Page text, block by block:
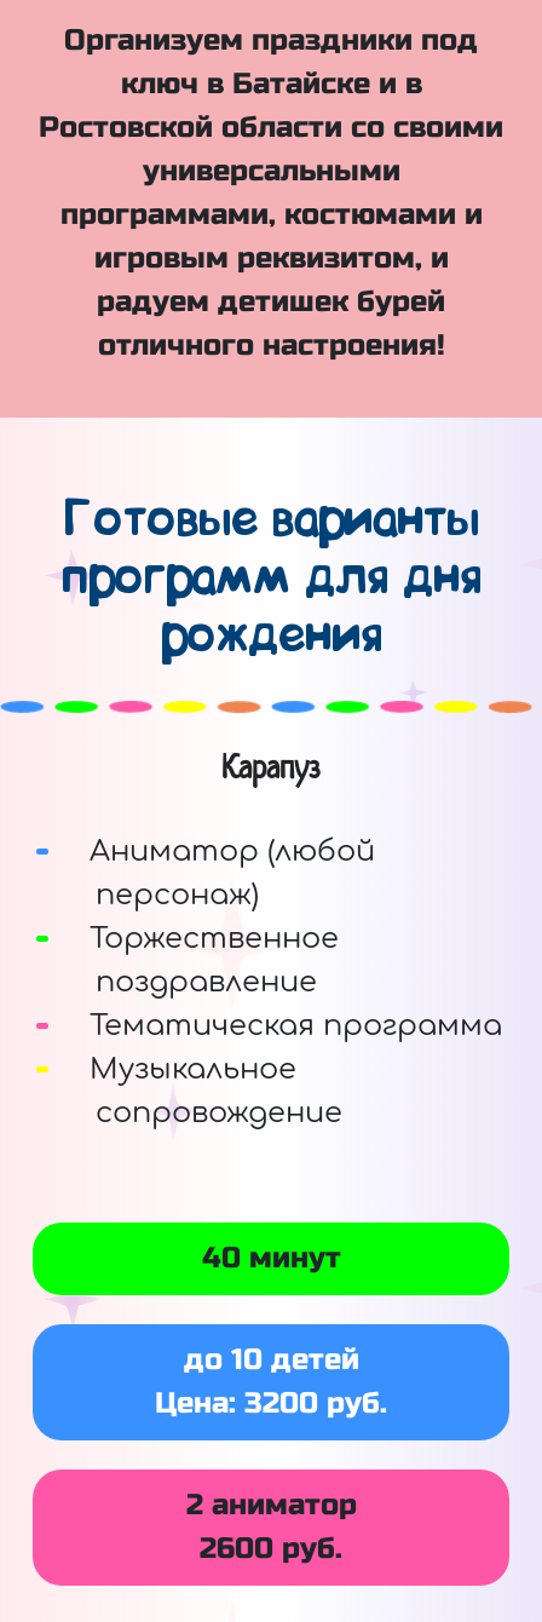
Организуем праздники под
ключ в Батайске и в
Ростовской области со своими
универсальными
программами, костюмами и
игровым реквизитом, и
радуем детишек бурей
отличного настроения!
Готовые варианты
программ для дня
рождения
Карапуз
Аниматор (любой
персонаж)
Торжественное
поздравление
Тематическая программа
Музыкальное
сопровождение
40 минут
до 10 детей
Цена: 3200 руб.
2 аниматор
2600 руб.